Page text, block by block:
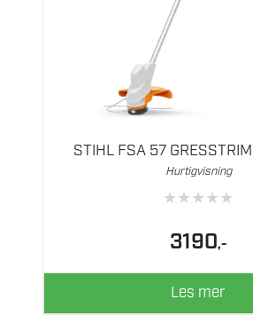
STIHL FSA 57
Hurtigvisning
★★★★★
3190,-
Les mer